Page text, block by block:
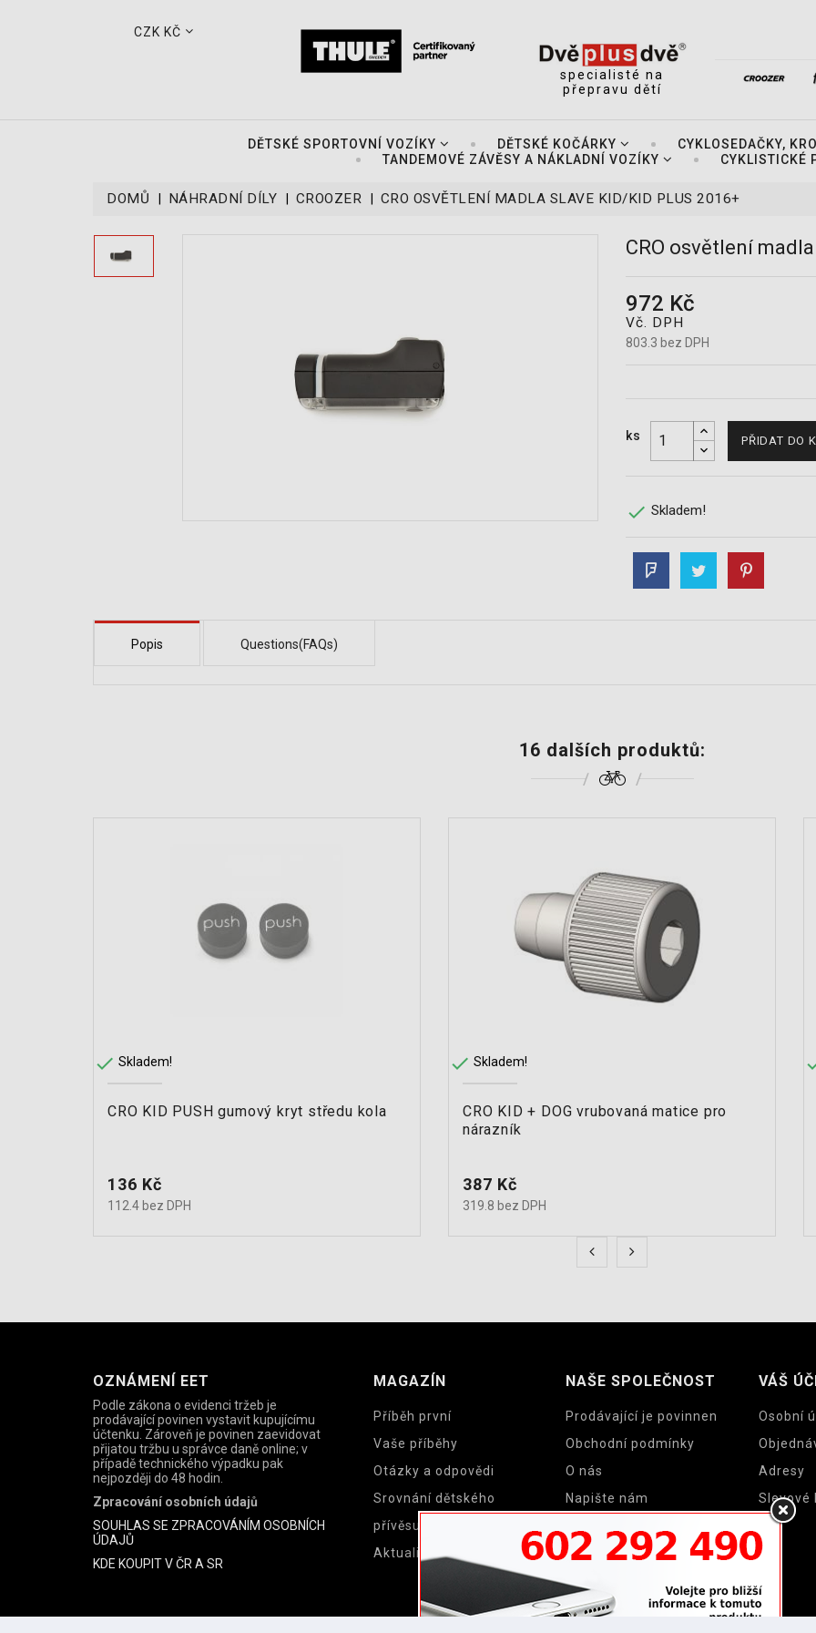
CZK KČ
specialisté na
přepravu dětí
DĚTSKÉ SPORTOVNÍ VOZÍKY DĚTSKÉ KOČÁRKY
CYKLOSEDAČKY,
TANDEMOVÉ ZÁVĚSY A NÁKLADNÍ VOZÍKY
CYKLISTICKÉ
DOMŮ NÁHRADNÍ DÍLY CROOZER CRO OSVĚTLENÍ MADLA SLAVE KID/KID PLUS 2016+
CRO osvětlení
972 Kč
Vč. DPH
803.3 bez DPH
ks PŘIDAT DO
 Skladem!
Popis Questions(FAQs)
16 dalších produktů:
 Skladem!
CRO KID PUSH gumový kryt středu kola
Cena
136 Kč
112.4 bez DPH
 Skladem!
CRO KID + DOG vrubovaná matice pro
nárazník
Cena
387 Kč
319.8 bez DPH
OZNÁMENÍ EET
Podle zákona o evidenci tržeb je
prodávající povinen vystavit kupujícímu
účtenku. Zároveň je povinen zaevidovat
přijatou tržbu u správce daně online; v
případě technického výpadku pak
nejpozději do 48 hodin.
Zpracování osobních údajů
SOUHLAS SE ZPRACOVÁNÍM OSOBNÍCH
ÚDAJŮ
KDE KOUPIT V ČR A SR
MAGAZÍN
Příběh první
Vaše příběhy
Otázky a odpovědi
Srovnání dětského
přívěsu a cyklosedačky
Aktuality
NAŠE SPOLEČNOST
Prodávající je povinnen
Obchodní podmínky
O nás
Napište nám
Prodejny
VÁŠ
Osobní
Adresy
Slevové